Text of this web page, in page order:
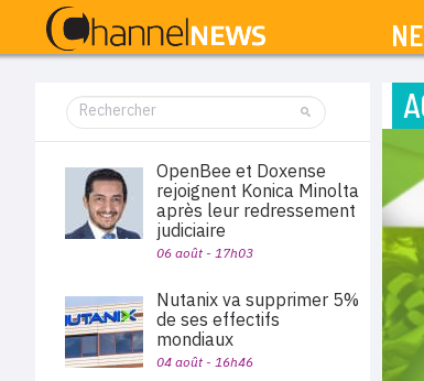
OpenBee et Doxense
rejoignent Konica Minolta
après leur redressement
judiciaire
06 août - 17h03
Nutanix va supprimer 5%
de ses effectifs
mondiaux
04 août - 16h46